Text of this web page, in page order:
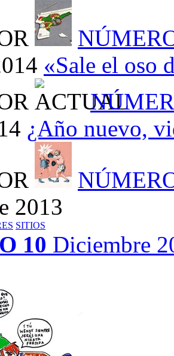
«Sale el oso
¿Año nuevo,
2013
SITIOS
10 Diciembre